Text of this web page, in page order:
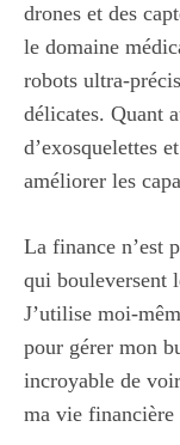
drones et des
le domaine
robots ultra-
délicates. Quant
d’exosquelettes
améliorer les
La finance n’est
qui bouleversent
J’utilise moi-
pour gérer mon
incroyable de
ma vie financière